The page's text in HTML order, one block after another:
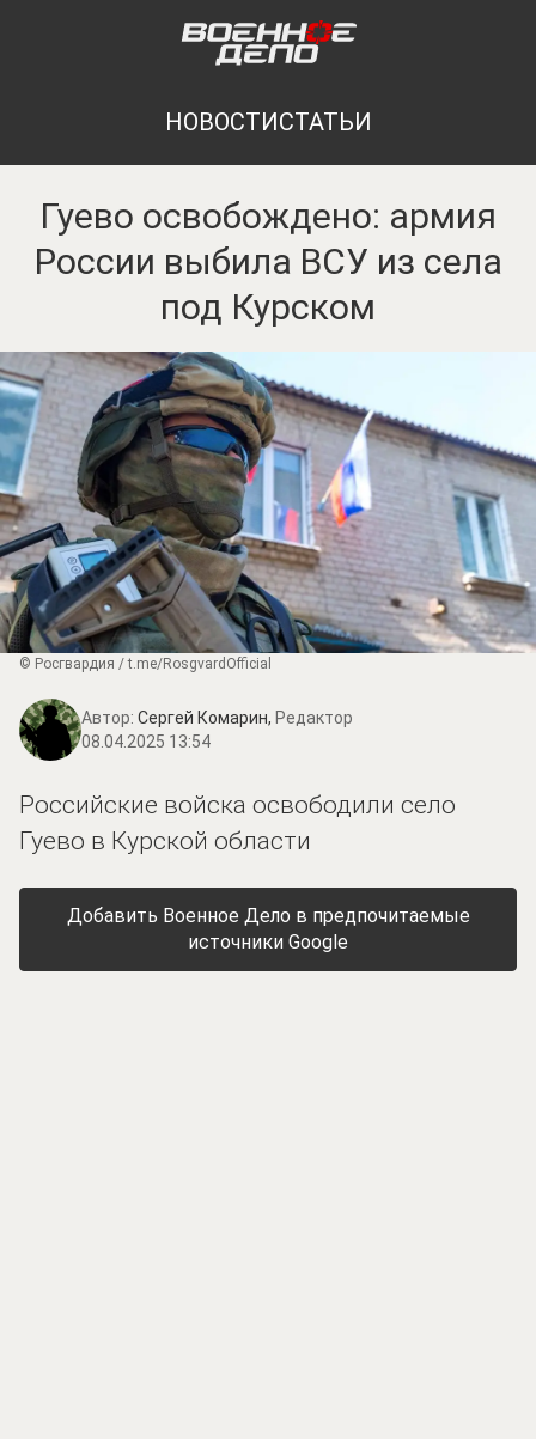
НОВОСТИСТАТЬИ
Гуево освобождено: армия
России выбила ВСУ из села
под Курском
© Росгвардия / t.me/RosgvardOfficial
Автор: Сергей Комарин, Редактор
08.04.2025 13:54
Российские войска освободили село
Гуево в Курской области
Добавить Военное Дело в предпочитаемые
источники Google